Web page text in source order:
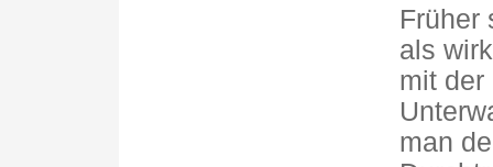
Früher
als
mit der
man